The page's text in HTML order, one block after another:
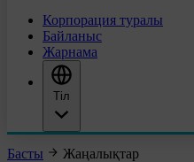
Корпорация туралы
Байланыс
Жарнама
Тіл
Басты Жаңалықтар